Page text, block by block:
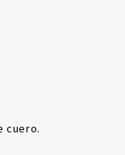
cuero.